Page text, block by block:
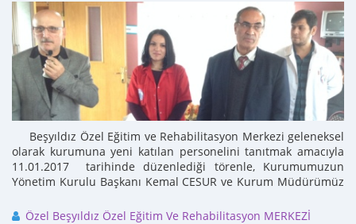
Beşyıldız Özel Eğitim ve Rehabilitasyon Merkezi geleneksel
olarak kurumuna yeni katılan personelini tanıtmak amacıyla
11.01.2017 tarihinde düzenlediği törenle, Kurumumuzun
Yönetim Kurulu Başkanı Kemal CESUR ve Kurum Müdürümüz
Özel Beşyıldız Özel Eğitim Ve Rehabilitasyon MERKEZİ